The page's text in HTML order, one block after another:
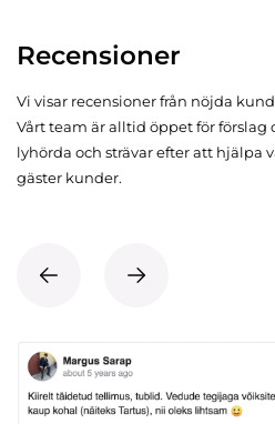
Recensioner
Vi visar recensioner från nöjda
Vårt team är alltid öppet för förslag
lyhörda och strävar efter att hjälpa
gäster kunder.